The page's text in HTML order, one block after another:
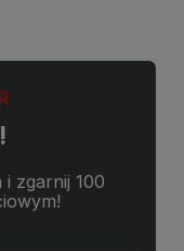
i zgarnij 100